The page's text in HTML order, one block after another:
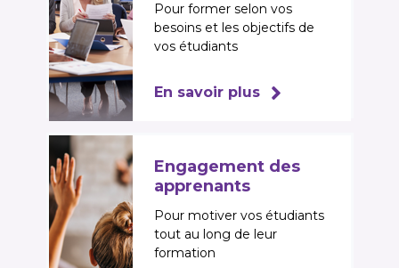
Pour former selon vos
besoins et les objectifs de
vos étudiants
En savoir plus
Engagement des
apprenants
Pour motiver vos étudiants
tout au long de leur
formation